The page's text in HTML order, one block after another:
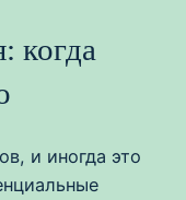
когда
и иногда это